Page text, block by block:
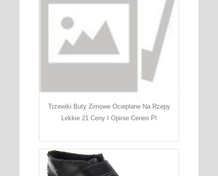
Trzewiki Buty Zimowe Ocieplane Na Rzepy
Lekkie 21 Ceny I Opinie Ceneo Pl